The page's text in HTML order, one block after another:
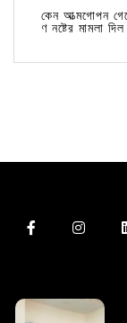
কেন আত্মগোপন
ণ নষ্টের মামলা দিল